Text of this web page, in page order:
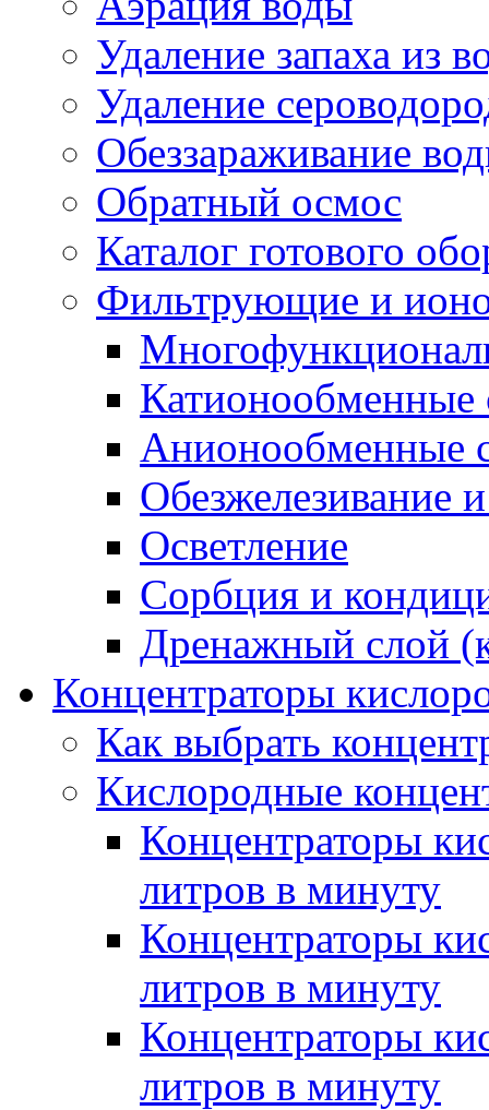
Удаление запаха из
Удаление
Обеззараживание
Обратный осмос
Каталог готового
Фильтрующие и
Анионообменные
Обезжелезивание
Осветление
Сорбция и
Дренажный слой
Концентраторы
Как выбрать
Кислородные
Концентраторы
литров в минуту
Концентраторы
литров в минуту
Концентраторы
литров в минуту